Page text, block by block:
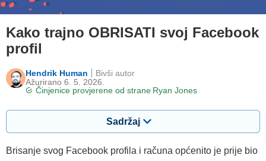
Kako trajno OBRISATI svoj Facebook
profil
Hendrik Human
Ažurirano 6. 5. 2026.
Činjenice provjerene od strane Ryan Jones
Bivši autor
Sadržaj
Brisanje svog Facebook profila i računa općenito je prije bio